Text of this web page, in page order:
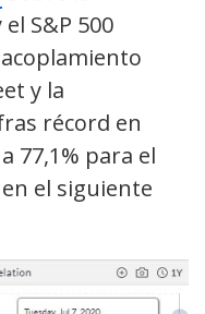
S&P 500
y la
récord en
77,1% para el
el siguiente